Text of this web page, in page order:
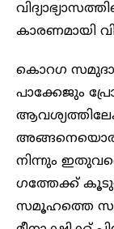
കാരണമായി
കൊറ​ഗ
പാക്കേജും
അങ്ങനെയൊരു
നിന്നും ഇതുവരെ
ഗത്തേക്ക്
സമൂഹത്തെ